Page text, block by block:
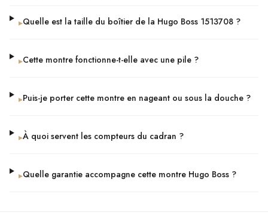
▸Quelle est la taille du boîtier de la Hugo Boss 1513708 ?
▸Cette montre fonctionne-t-elle avec une pile ?
▸Puis-je porter cette montre en nageant ou sous la douche ?
▸À quoi servent les compteurs du cadran ?
▸Quelle garantie accompagne cette montre Hugo Boss ?